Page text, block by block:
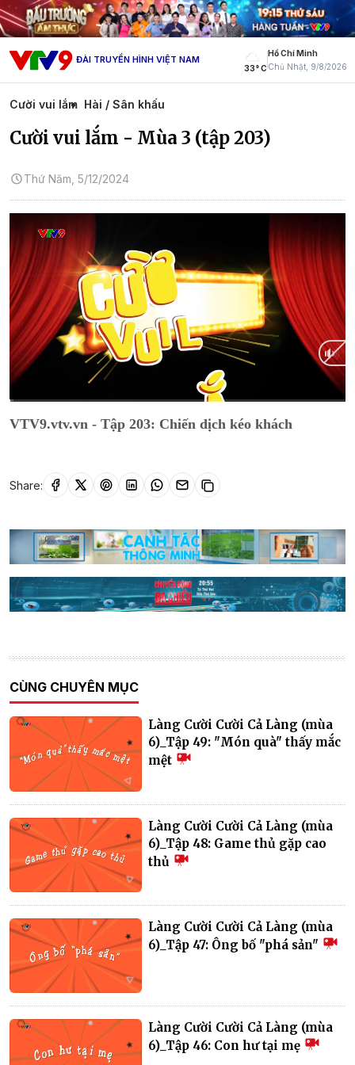
ĐÀI TRUYỀN HÌNH VIỆT NAM
33° C
Hồ Chí Minh
Chủ Nhật, 9/8/2026
Cười vui lắm Hài / Sân khấu
Cười vui lắm - Mùa 3 (tập 203)
Thứ Năm, 5/12/2024
VTV9.vtv.vn - Tập 203: Chiến dịch kéo khách
Share:
CÙNG CHUYÊN MỤC
Làng Cười Cười Cả Làng (mùa
6)_Tập 49: "Món quà" thấy mắc
mệt
Làng Cười Cười Cả Làng (mùa
6)_Tập 48: Game thủ gặp cao
thủ
Làng Cười Cười Cả Làng (mùa
6)_Tập 47: Ông bố "phá sản"
Làng Cười Cười Cả Làng (mùa
6)_Tập 46: Con hư tại mẹ